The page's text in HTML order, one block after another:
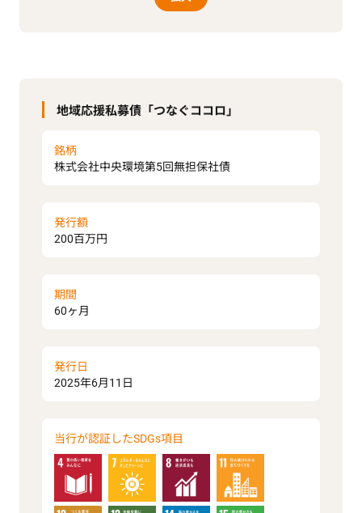
地域応援私募債「つなぐココロ」
銘柄
株式会社中央環境第5回無担保社債
発行額
200百万円
期間
60ヶ月
発行日
2025年6月11日
当行が認証したSDGs項目